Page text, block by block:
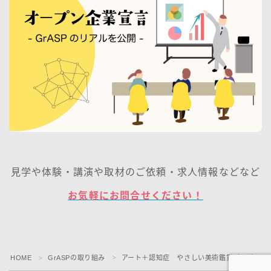
見学や体験・講演や取材のご依頼・求人情報などなど
お気軽にお問合せください！
HOME ＞ GrASPの取り組み ＞ アート＋認知症 やさしい美術鑑賞プログラム